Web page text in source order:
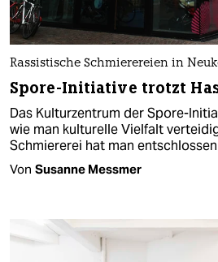
Rassistische Schmierereien in
Spore-Initiative trotzt
Das Kulturzentrum der Spore-
wie man kulturelle Vielfalt
Schmiererei hat man
Von Susanne Messmer